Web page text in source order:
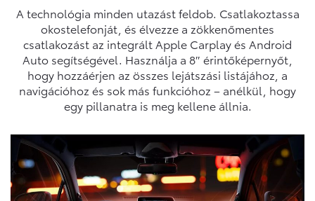
A technológia minden utazást feldob. Csatlakoztassa
okostelefonját, és élvezze a zökkenőmentes
csatlakozást az integrált Apple Carplay és Android
Auto segítségével. Használja a 8″ érintőképernyőt,
hogy hozzáérjen az összes lejátszási listájához, a
navigációhoz és sok más funkcióhoz – anélkül, hogy
egy pillanatra is meg kellene állnia.